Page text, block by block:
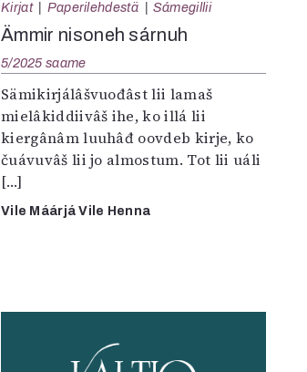
Kirjat Paperilehdestä Sámegillii
Ämmir nisoneh sárnuh
5/2025 saame
Sämikirjálâšvuođâst lii lamaš
mielâkiddiivâš ihe, ko illá lii
kiergânâm luuhâđ oovdeb kirje, ko
čuávuvâš lii jo almostum. Tot lii uáli
[…]
Vile Máárjá Vile Henna